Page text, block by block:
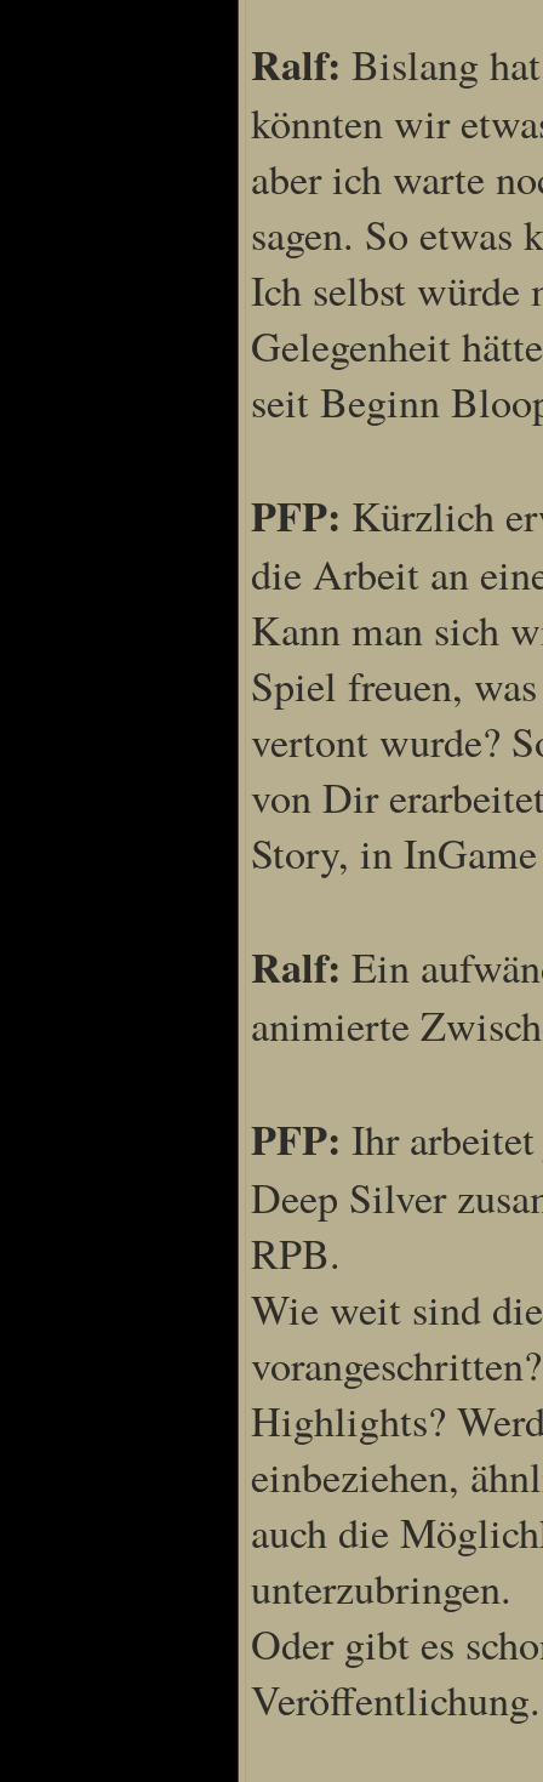
Ralf: Bislang
könnten wir
aber ich warte
sagen. So etwas
Ich selbst würde
Gelegenheit
seit Beginn
PFP: Kürzlich
die Arbeit an
Kann man sich
Spiel freuen,
vertont wurde?
von Dir
Story, in
Ralf: Ein
animierte
PFP: Ihr
Deep Silver
RPB.
Wie weit sind
Highlights?
einbeziehen,
auch die
unterzubringen.
Oder gibt es
Veröffentlichung.